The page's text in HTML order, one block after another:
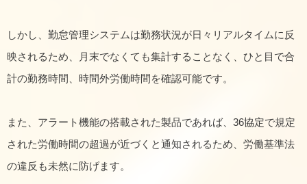
しかし、勤怠管理システムは勤務状況が日々リアルタイムに反
映されるため、月末でなくても集計することなく、ひと目で合
計の勤務時間、時間外労働時間を確認可能です。
また、アラート機能の搭載された製品であれば、36協定で規定
された労働時間の超過が近づくと通知されるため、労働基準法
の違反も未然に防げます。